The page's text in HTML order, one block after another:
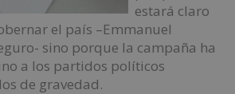
estará claro
el país –Emmanuel
sino porque la campaña ha
a los partidos políticos
de gravedad.